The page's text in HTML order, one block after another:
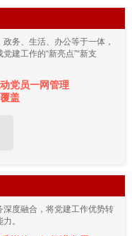
务、生活、办公等于一体，
建工作的“新亮点”“新支
党员一网管理
盖
度融合，将党建工作优势转
。